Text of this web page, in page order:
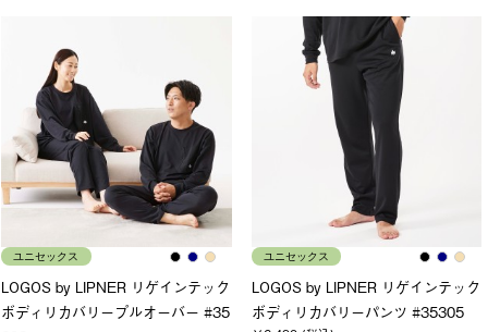
ユニセックス
LOGOS by LIPNER リゲインテック
ボディリカバリープルオーバー #35
ユニセックス
LOGOS by LIPNER リゲインテック
ボディリカバリーパンツ #35305